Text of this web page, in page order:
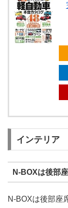
インテリア
N-BOXは後部
N-BOXは後部座